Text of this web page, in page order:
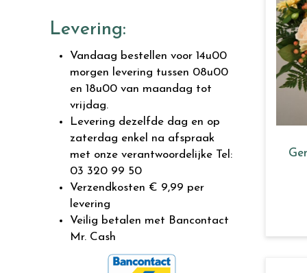
Levering:
Vandaag bestellen voor 14u00
morgen levering tussen 08u00
en 18u00 van maandag tot
vrijdag.
Levering dezelfde dag en op
zaterdag enkel na afspraak
met onze verantwoordelijke Tel:
03 320 99 50
Verzendkosten € 9,99 per
levering
Veilig betalen met Bancontact
Mr. Cash